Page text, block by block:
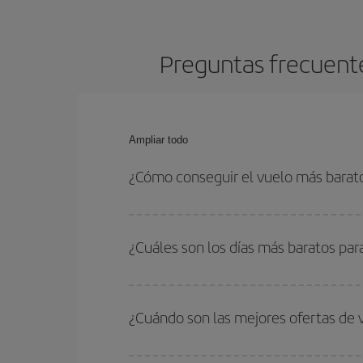
Preguntas
Ampliar todo
¿Cómo conseguir el vuelo más
las fechas y horarios de ida y vuelta.
¿Cuáles son los días más baratos
quieres ir y en qué fechas habías pensado
para que puedas encontrar la mejor oferta.
¿Cuándo son las mejores ofertas de